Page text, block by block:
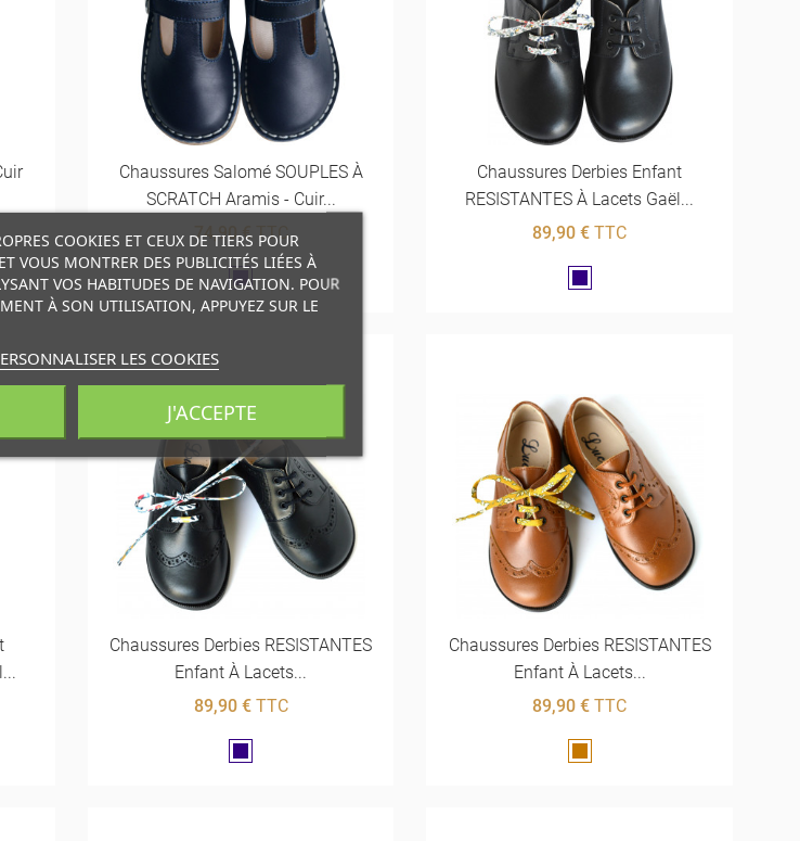
Chaussures Salomé SOUPLES À
SCRATCH Aramis - Cuir...
74,90 €TTC
Marine
Chaussures Derbies Enfant
RESISTANTES À Lacets Gaël...
89,90 € TTC
Marine
Chaussures Derbies RESISTANTES
Enfant À Lacets...
89,90 €TTC
Marine
Chaussures Derbies RESISTANTES
Enfant À Lacets...
89,90 € TTC
Marron
COOKIES ET CEUX DE TIERS POUR
VOUS MONTRER DES PUBLICITÉS LIÉES À
VOS HABITUDES DE NAVIGATION. POUR
À SON UTILISATION, APPUYEZ SUR LE
LES COOKIES
J'ACCEPTE